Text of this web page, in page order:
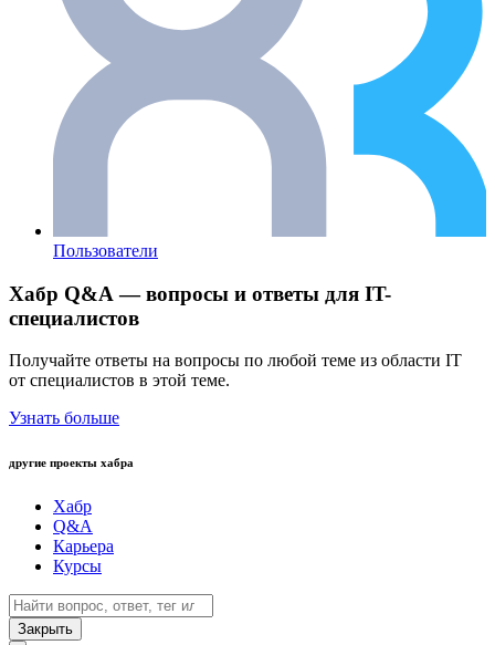
Пользователи
Хабр Q&A — вопросы и ответы для IT-
специалистов
Получайте ответы на вопросы по любой теме из области IT
от специалистов в этой теме.
Узнать больше
другие проекты хабра
Хабр
Q&A
Карьера
Курсы
Закрыть